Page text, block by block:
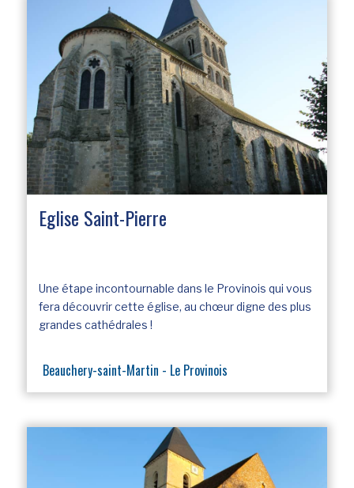
Eglise Saint-Pierre
Une étape incontournable dans le Provinois qui vous
fera découvrir cette église, au chœur digne des plus
grandes cathédrales !
Beauchery-saint-Martin - Le Provinois